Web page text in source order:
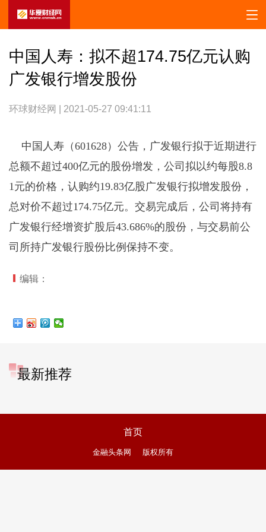
中国人寿：拟不超174.75亿元认购
广发银行增发股份
环球财经网 | 2021-05-27 09:41:11
中国人寿（601628）公告，广发银行拟于近期进行
总额不超过400亿元的股份增发，公司拟以约每股8.8
1元的价格，认购约19.83亿股广发银行拟增发股份，
总对价不超过174.75亿元。交易完成后，公司将持有
广发银行经增资扩股后43.686%的股份，与交易前公
司所持广发银行股份比例保持不变。
编辑：
最新推荐
首页
金融头条网 版权所有